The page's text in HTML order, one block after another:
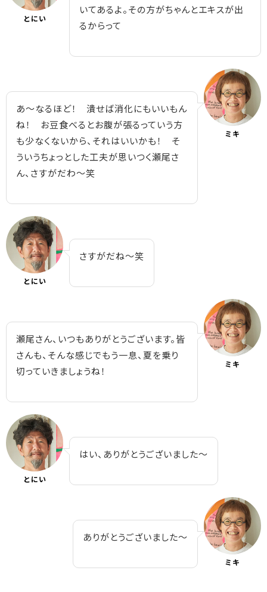
とにい
いてあるよ。その方がちゃんとエキスが出
るからって
あ～なるほど！ 潰せば消化にもいいもん
ね！ お豆食べるとお腹が張るっていう方
も少なくないから、それはいいかも！ そ
ういうちょっとした工夫が思いつく瀬尾さ
ん、さすがだわ～笑
ミキ
とにい
さすがだね～笑
瀬尾さん、いつもありがとうございます。皆
さんも、そんな感じでもう一息、夏を乗り
切っていきましょうね！
ミキ
とにい
はい、ありがとうございました～
ありがとうございました～
ミキ